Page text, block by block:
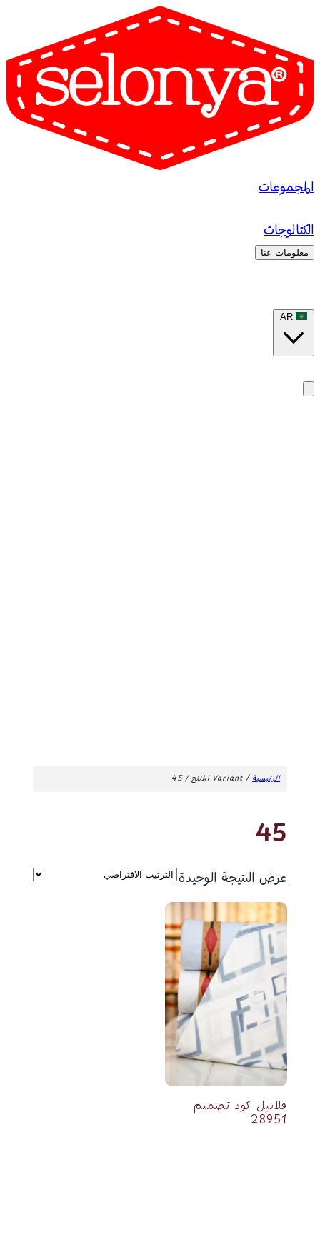
المجموعات
الكتالوجات
معلومات عنا
الرئيسية/ Variant المنتج / 45
45
عرض النتيجة الوحيدة
فلانيل كود تصميم
28951